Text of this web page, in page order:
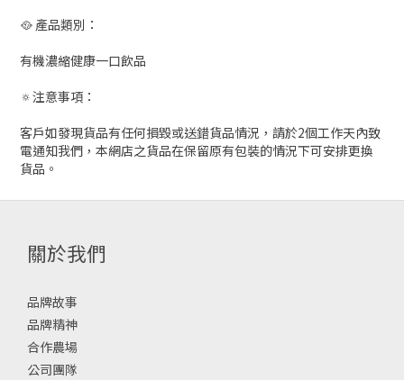
🥘 產品類別：
有機濃縮健康一口飲品
🔅注意事項：
客戶如發現貨品有任何損毀或送錯貨品情況，請於2個工作天內致
電通知我們，本網店之貨品在保留原有包裝的情況下可安排更換
貨品。
關於我們
品牌故事
品牌精神
合作農場
公司團隊